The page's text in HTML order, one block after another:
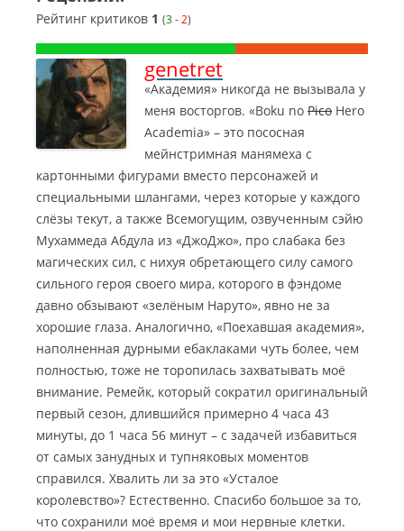
Рейтинг критиков 1 (3- 2)
genetret
«Академия» никогда не вызывала у
меня восторгов. «Boku no Pico Hero
Academia» – это пососная
мейнстримная манямеха с
картонными фигурами вместо персонажей и
специальными шлангами, через которые у каждого
слёзы текут, а также Всемогущим, озвученным сэйю
Мухаммеда Абдула из «ДжоДжо», про слабака без
магических сил, с нихуя обретающего силу самого
сильного героя своего мира, которого в фэндоме
давно обзывают «зелёным Наруто», явно не за
хорошие глаза. Аналогично, «Поехавшая академия»,
наполненная дурными ебаклаками чуть более, чем
полностью, тоже не торопилась захватывать моё
внимание. Ремейк, который сократил оригинальный
первый сезон, длившийся примерно 4 часа 43
минуты, до 1 часа 56 минут – с задачей избавиться
от самых занудных и тупняковых моментов
справился. Хвалить ли за это «Усталое
королевство»? Естественно. Спасибо большое за то,
что сохранили моё время и мои нервные клетки.